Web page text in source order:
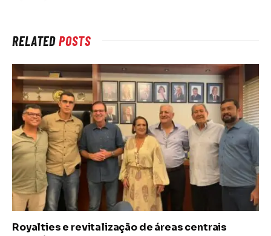
RELATEDPOSTS
Royalties e revitalização de áreas centrais